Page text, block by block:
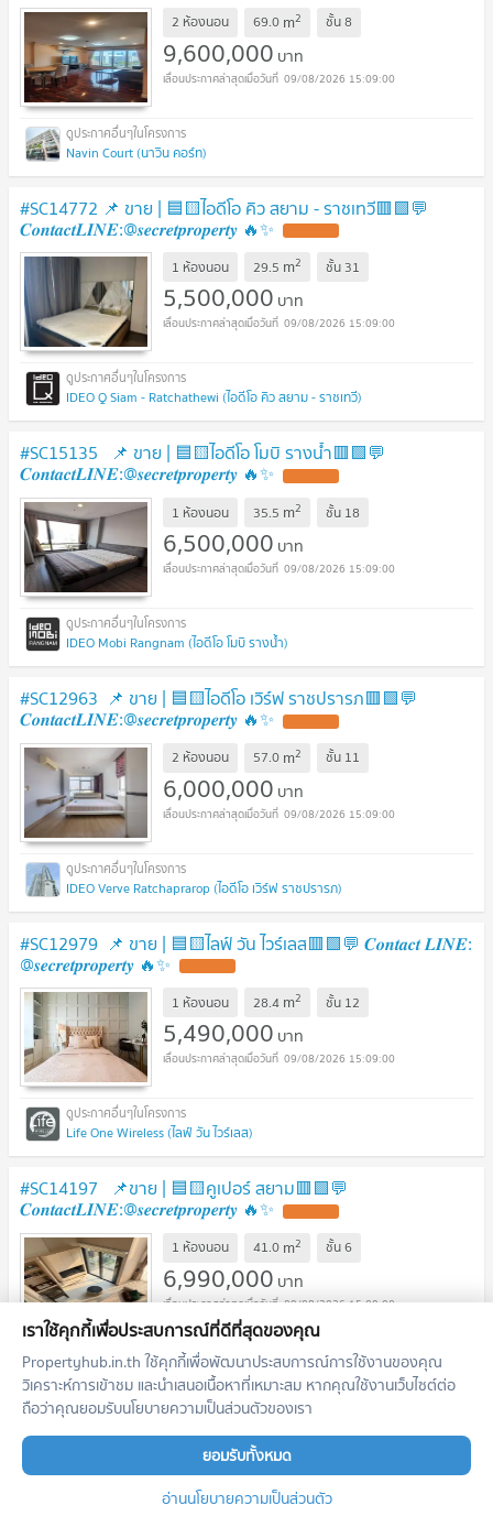
2 ห้องนอน 69.0 m2 ชั้น8
9,600,000 บาท
09/08/2026 15:09:00
Navin Court (นาวิน คอร์ท)
#SC14772 📌 ขาย | 🟦🟨ไอดีโอ คิว สยาม - ราชเทวี🟥🟩💬
𝑪𝒐𝒏𝒕𝒂𝒄𝒕𝑳𝑰𝑵𝑬:@𝒔𝒆𝒄𝒓𝒆𝒕𝒑𝒓𝒐𝒑𝒆𝒓𝒕𝒚 🔥✨
1 ห้องนอน 29.5 m2 ชั้น 31
5,500,000 บาท
09/08/2026 15:09:00
IDEO Q Siam - Ratchathewi (ไอดีโอ คิว สยาม - ราชเทวี)
#SC15135 📌 ขาย | 🟦🟨ไอดีโอ โมบิ รางน้ำ​🟥🟩💬
𝑪𝒐𝒏𝒕𝒂𝒄𝒕𝑳𝑰𝑵𝑬:@𝒔𝒆𝒄𝒓𝒆𝒕𝒑𝒓𝒐𝒑𝒆𝒓𝒕𝒚 🔥✨
1 ห้องนอน 35.5 m2 ชั้น 18
6,500,000 บาท
09/08/2026 15:09:00
IDEO Mobi Rangnam (ไอดีโอ โมบิ รางน้ำ)
#SC12963​​​ 📌 ขาย | 🟦🟨ไอดีโอ เวิร์ฟ ราชปรารภ🟥🟩💬
𝑪𝒐𝒏𝒕𝒂𝒄𝒕𝑳𝑰𝑵𝑬:@𝒔𝒆𝒄𝒓𝒆𝒕𝒑𝒓𝒐𝒑𝒆𝒓𝒕𝒚 🔥✨
2 ห้องนอน 57.0 m2 ชั้น 11
6,000,000 บาท
09/08/2026 15:09:00
IDEO Verve Ratchaprarop (ไอดีโอ เวิร์ฟ ราชปรารภ)
#SC12979 📌 ขาย | 🟦🟨ไลฟ์ วัน ไวร์เลส​🟥🟩💬 𝑪𝒐𝒏𝒕𝒂𝒄𝒕 𝑳𝑰𝑵𝑬:
@𝒔𝒆𝒄𝒓𝒆𝒕𝒑𝒓𝒐𝒑𝒆𝒓𝒕𝒚 🔥✨
1 ห้องนอน 28.4 m2 ชั้น 12
5,490,000 บาท
09/08/2026 15:09:00
Life One Wireless (ไลฟ์ วัน ไวร์เลส)
#SC14197 📌ขาย | 🟦🟨คูเปอร์ สยาม​​🟥🟩💬
𝑪𝒐𝒏𝒕𝒂𝒄𝒕𝑳𝑰𝑵𝑬:@𝒔𝒆𝒄𝒓𝒆𝒕𝒑𝒓𝒐𝒑𝒆𝒓𝒕𝒚 🔥✨
1 ห้องนอน 41.0 m2 ชั้น6
6,990,000 บาท
09/08/2026 15:09:00
Cooper Siam (คูเปอร์ สยาม)
#SC15098 📌 ขาย | 🟦🟨เอ สเปซ อโศก - รัชดา​🟥🟩💬
𝑪𝒐𝒏𝒕𝒂𝒄𝒕𝑳𝑰𝑵𝑬:@𝒔𝒆𝒄𝒓𝒆𝒕𝒑𝒓𝒐𝒑𝒆𝒓𝒕𝒚 🔥✨ UPDATE !
1 ห้องนอน 35.4m2 ชั้น
เราใช้คุกกี้เพื่อประสบการณ์ที่ดีที่สุดของคุณ
Propertyhub.in.th ใช้คุกกี้เพื่อพัฒนาประสบการณ์การใช้งานของคุณ
วิเคราะห์การเข้าชม และนำเสนอเนื้อหาที่เหมาะสม หากคุณใช้งานเว็บไซต์ต่อ
ถือว่าคุณยอมรับนโยบายความเป็นส่วนตัวของเรา
ยอมรับทั้งหมด
อ่านนโยบายความเป็นส่วนตัว